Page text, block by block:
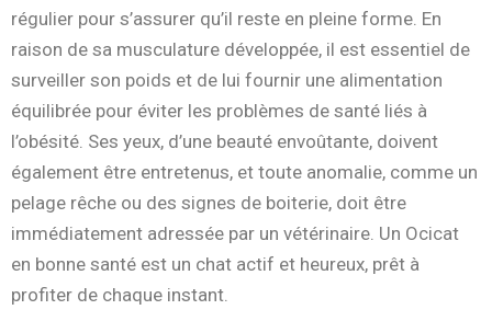
régulier pour s’assurer qu’il reste en pleine forme. En
raison de sa musculature développée, il est essentiel de
surveiller son poids et de lui fournir une alimentation
équilibrée pour éviter les problèmes de santé liés à
l’obésité. Ses yeux, d’une beauté envoûtante, doivent
également être entretenus, et toute anomalie, comme un
pelage rêche ou des signes de boiterie, doit être
immédiatement adressée par un vétérinaire. Un Ocicat
en bonne santé est un chat actif et heureux, prêt à
profiter de chaque instant.